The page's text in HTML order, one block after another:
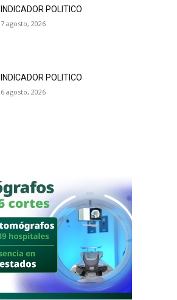
INDICADOR POLITICO
7 agosto, 2026
INDICADOR POLITICO
6 agosto, 2026